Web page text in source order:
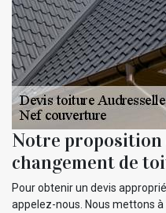
Notre proposition
changement de
Pour obtenir un devis
appelez-nous. Nous mettons